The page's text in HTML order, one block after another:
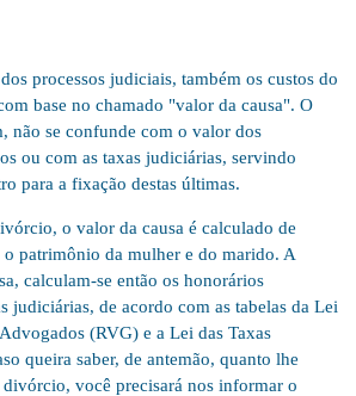
processos judiciais, também os custos do
base no chamado "valor da causa". O
não se confunde com o valor dos
ou com as taxas judiciárias, servindo
para a fixação destas últimas.
o valor da causa é calculado de
o patrimônio da mulher e do marido. A
calculam-se então os honorários
judiciárias, de acordo com as tabelas da Lei
(RVG) e a Lei das Taxas
queira saber, de antemão, quanto lhe
divórcio, você precisará nos informar o